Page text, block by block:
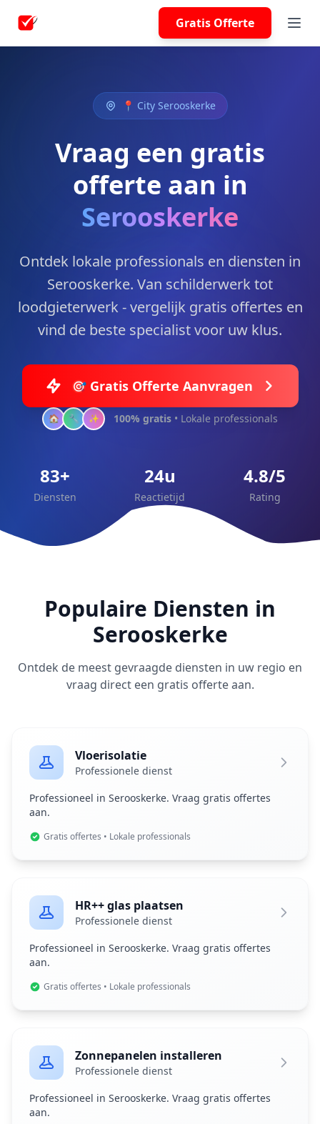
Gratis Offerte
📍 City Serooskerke
Vraag een gratis
offerte aan in
Serooskerke
Ontdek lokale professionals en diensten in
Serooskerke. Van schilderwerk tot
loodgieterwerk - vergelijk gratis offertes en
vind de beste specialist voor uw klus.
🎯 Gratis Offerte Aanvragen
🏠 🔧 ✨ 100% gratis • Lokale professionals
83+
Diensten
24u
Reactietijd
4.8/5
Rating
Populaire Diensten in
Serooskerke
Ontdek de meest gevraagde diensten in uw regio en
vraag direct een gratis offerte aan.
Vloerisolatie
Professionele dienst
Professioneel in Serooskerke. Vraag gratis offertes
aan.
Gratis offertes • Lokale professionals
HR++ glas plaatsen
Professionele dienst
Professioneel in Serooskerke. Vraag gratis offertes
aan.
Gratis offertes • Lokale professionals
Zonnepanelen installeren
Professionele dienst
Professioneel in Serooskerke. Vraag gratis offertes
aan.